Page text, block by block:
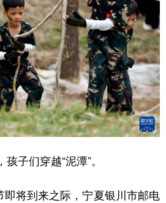
子们穿越“泥潭”。
将到来之际，宁夏银川市邮电